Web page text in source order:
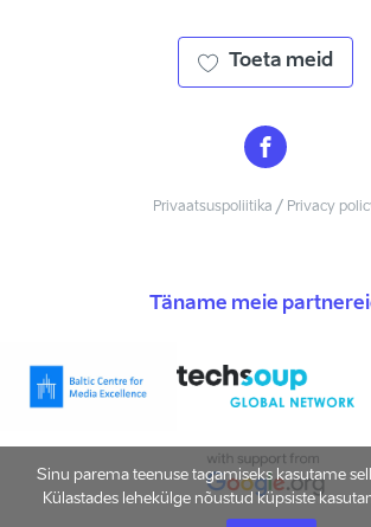
Toeta meid
Privaatsuspoliitika / Privacy
Täname meie
Sinu parema teenuse tagamiseks kasutame
Külastades lehekülge nõustud küpsiste